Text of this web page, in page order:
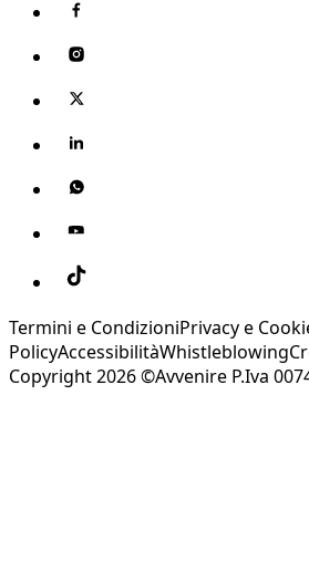
Termini e CondizioniPrivacy e
PolicyAccessibilitàWhistleblowing
Copyright 2026 ©Avvenire P.Iva